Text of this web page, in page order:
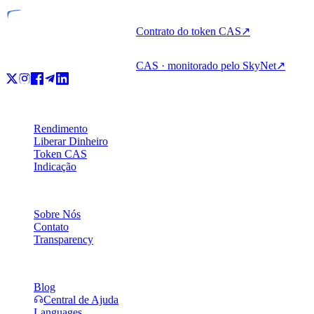
Contrato do token CAS↗
CAS · monitorado pelo SkyNet↗
Rendimento
Liberar Dinheiro
Token CAS
Indicação
Sobre Nós
Contato
Transparency
Blog
Central de Ajuda